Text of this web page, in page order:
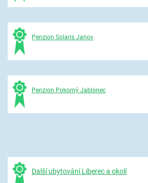
Penzion Solaris Janov
Penzion Pokorný Jablonec
Další ubytování Liberec a okolí